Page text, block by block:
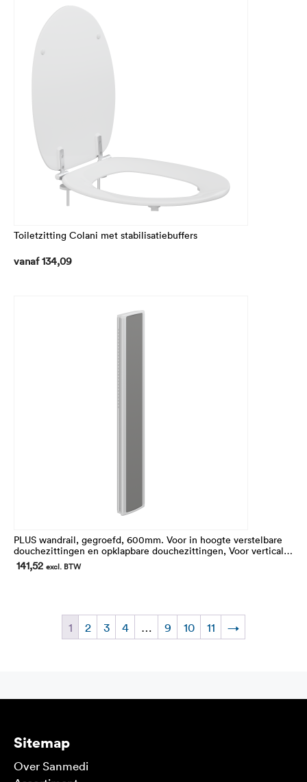
Toiletzitting Colani met stabilisatiebuffers
vanaf134,09
PLUS wandrail, gegroefd, 600mm. Voor in hoogte verstelbare
douchezittingen en opklapbare douchezittingen, Voor verticale
montage
141,52 excl. BTW
1 2 3 4 … 9 10 11 →
Sitemap
Over Sanmedi